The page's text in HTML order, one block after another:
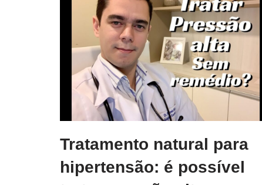
Tratamento natural para
hipertensão: é possível